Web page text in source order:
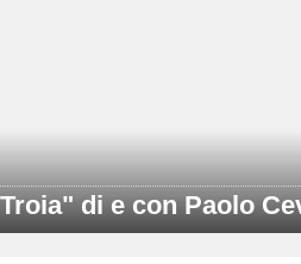
di e con Paolo